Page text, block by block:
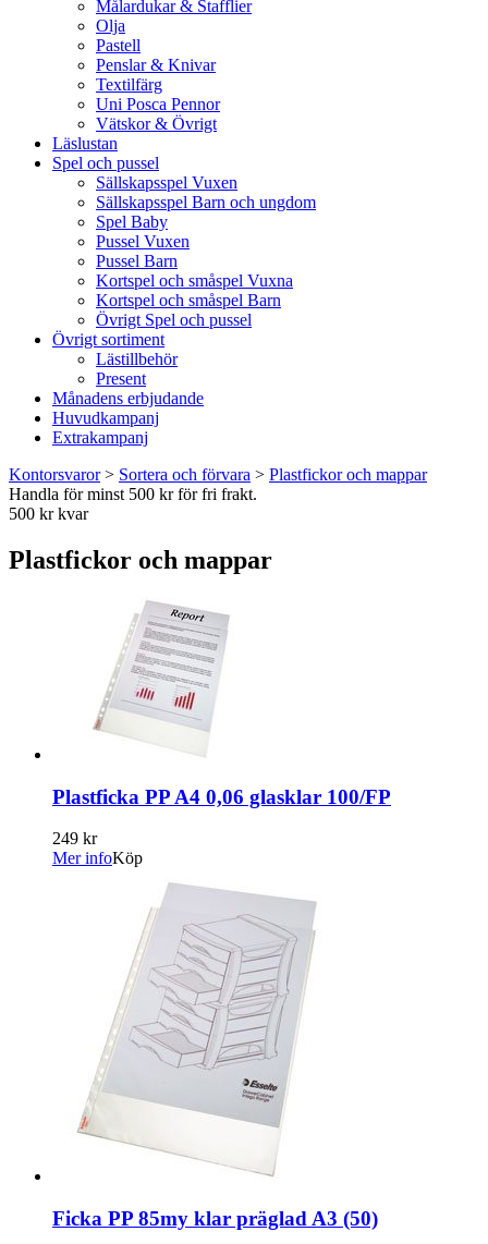
Målardukar & Stafflier
Olja
Pastell
Penslar & Knivar
Textilfärg
Uni Posca Pennor
Vätskor & Övrigt
Läslustan
Spel och pussel
Sällskapsspel Vuxen
Sällskapsspel Barn och ungdom
Spel Baby
Pussel Vuxen
Pussel Barn
Kortspel och småspel Vuxna
Kortspel och småspel Barn
Övrigt Spel och pussel
Övrigt sortiment
Lästillbehör
Present
Månadens erbjudande
Huvudkampanj
Extrakampanj
Kontorsvaror> Sortera och förvara > Plastfickor och mappar
Handla för minst 500 kr för fri frakt.
500 kr kvar
Plastfickor och mappar
Plastficka PP A4 0,06 glasklar 100/FP
249 kr
Mer infoKöp
Ficka PP 85my klar präglad A3 (50)